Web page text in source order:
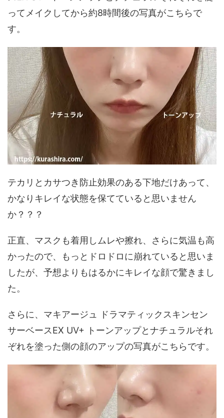
ってメイクしてから約8時間後の写真がこちらで
す。
テカリとカサつき防止効果のある下地だけあって、
かなりキレイな状態を保てていると思いません
か？？？
正直、マスクも着用しムレや擦れ、さらに気温も高
かったので、もっとドロドロに崩れていると思いま
したが、予想よりもはるかにキレイな顔で驚きまし
た。
さらに、マキアージュ ドラマティックスキンセン
サーベースEX UV+ トーンアップとナチュラルそれ
ぞれを塗った側の顔のアップの写真がこちらです。